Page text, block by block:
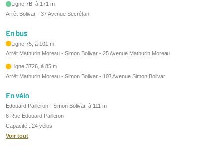
Ligne 7B, à 171 m
Arrêt Bolivar - 37 Avenue Secrétan
En bus
Ligne 75, à 101 m
Arrêt Mathurin Moreau - Simon Bolivar - 25 Avenue Mathurin Moreau
Ligne 3726, à 85 m
Arrêt Mathurin Moreau - Simon Bolivar - 107 Avenue Simon Bolivar
En vélo
Edouard Pailleron - Simon Bolivar, à 111 m
6 Rue Edouard Pailleron
Capacité : 24 vélos
Voir tout